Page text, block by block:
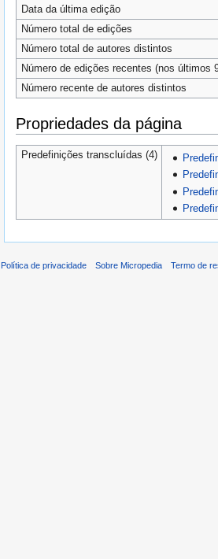
Data da última edição
Número total de edições
Número total de autores distintos
Número de edições recentes (nos últimos
Número recente de autores distintos
Propriedades da página
Predefinições transcluídas (4)
Política de privacidade Sobre Micropedia Termo de